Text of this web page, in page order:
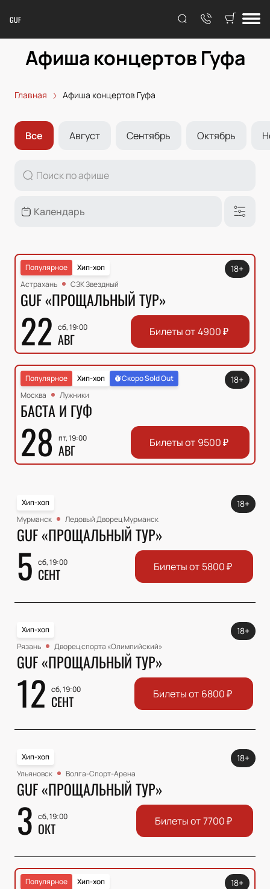
GUF
Афиша концертов Гуфа
Главная Афиша концертов Гуфа
Все Август Сентябрь Октябрь
Хип-хоп
Популярное
Астрахань
СЗК Звездный
GUF «ПРОЩАЛЬНЫЙ ТУР»
22 сб, 19:00
АВГ
18+
Билеты от4900₽
Хип-хоп
Популярное
Скоро Sold Out
Москва
Лужники
БАСТА И ГУФ
28 пт, 19:00
АВГ
18+
Билеты от 9500₽
Хип-хоп
Мурманск
Ледовый Дворец Мурманск
GUF «ПРОЩАЛЬНЫЙ ТУР»
5 сб, 19:00
СЕНТ
18+
Билеты от 5800₽
Хип-хоп
Рязань
Дворец спорта «Олимпийский»
GUF «ПРОЩАЛЬНЫЙ ТУР»
12 сб, 19:00
СЕНТ
18+
Билеты от 6800₽
Хип-хоп
Ульяновск
Волга-Спорт-Арена
GUF «ПРОЩАЛЬНЫЙ ТУР»
3 сб, 19:00
ОКТ
18+
Билеты от7700₽
Хип-хоп
Популярное
18+